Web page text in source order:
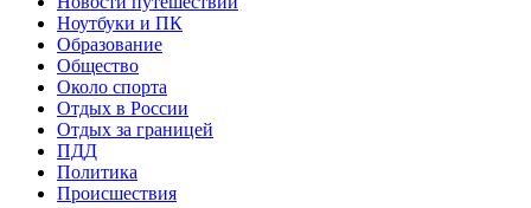
Ноутбуки и ПК
Образование
Общество
Около спорта
Отдых в России
Отдых за границей
ПДД
Политика
Происшествия